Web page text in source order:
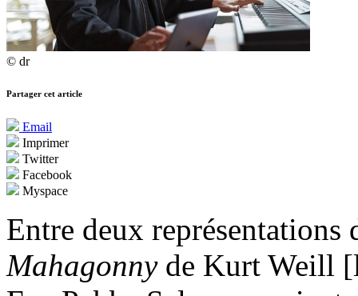
© dr
Partager cet article
Email
Imprimer
Twitter
Facebook
Myspace
Entre deux représentations
Mahagonny de Kurt Weill